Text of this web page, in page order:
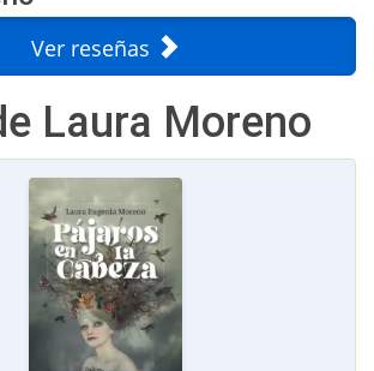
Ver reseñas
Laura Moreno